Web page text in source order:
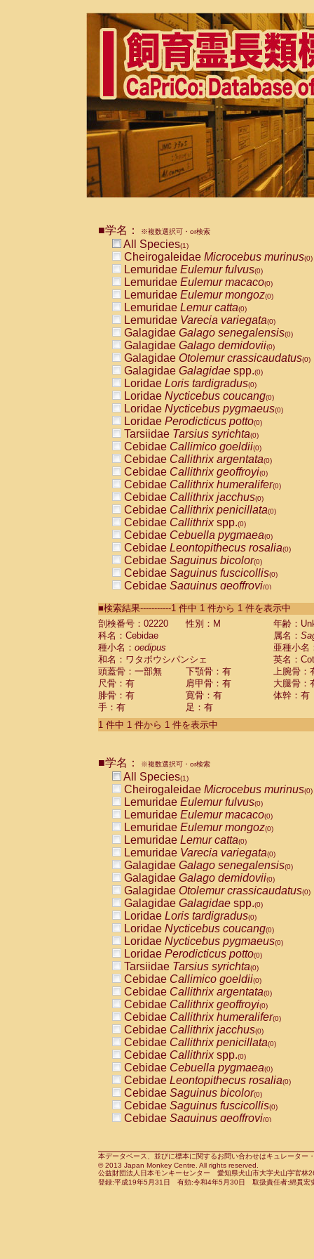
■学名： ※複数選択可・or検索
All Species(1)
Cheirogaleidae Microcebus murinus(0)
Lemuridae Eulemur fulvus(0)
Lemuridae Eulemur macaco(0)
Lemuridae Eulemur mongoz(0)
Lemuridae Lemur catta(0)
Lemuridae Varecia variegata(0)
Galagidae Galago senegalensis(0)
Galagidae Galago demidovii(0)
Galagidae Otolemur crassicaudatus(0)
Galagidae Galagidae spp.(0)
Loridae Loris tardigradus(0)
Loridae Nycticebus coucang(0)
Loridae Nycticebus pygmaeus(0)
Loridae Perodicticus potto(0)
Tarsiidae Tarsius syrichta(0)
Cebidae Callimico goeldii(0)
Cebidae Callithrix argentata(0)
Cebidae Callithrix geoffroyi(0)
Cebidae Callithrix humeralifer(0)
Cebidae Callithrix jacchus(0)
Cebidae Callithrix penicillata(0)
Cebidae Callithrixspp.(0)
Cebidae Cebuella pygmaea(0)
Cebidae Leontopithecus rosalia(0)
Cebidae Saguinus bicolor(0)
Cebidae Saguinus fuscicollis(0)
Cebidae Saguinus geoffroyi(0)
CebidaeSaguinus labiatus(0)
Cebidae Saguinus leucopus (0)
Cebidae
Cebidae
CebidaeSaguinus nigricollis (0)
Cebidae Saguinus oedipus
Cebidae Saguinus weddelli
Cebidae Saguinusspp.
Cebidae Aotus trivirgatus
Cebidae Cebus albifrons
CebidaeCebus nigrivittatus
CebidaeCebus
CebidaeSaimiri boliviensis(0)
CebidaeSaimiri sciureus(0)
AtelidaeAlouatta caraya(0)
AtelidaeAlouatta fusca(0)
AtelidaeAlouatta seniculus
AtelidaeAlouattaspp.(0)
AtelidaeAteles belzebuth(0)
AtelidaeAteles geoffroyi(0)
AtelidaeAteles paniscus(0)
AtelidaeAtelesspp.(0)
Atelidae Lagothrix lagothricha
AtelidaeLagothrix lagothricha cana
PitheciidaeCacajao calvus
PitheciidaeCallicebus cupreus
PitheciidaeCallicebus donacophilus
PitheciidaeCallicebus moloch
PitheciidaeCallicebus torquatus
PitheciidaeCallicebusspp.(0)
PitheciidaeChiropotes satanas(0)
PitheciidaePithecia monachus
PitheciidaePithecia pithecia(0)
CercopithecidaeCercocebus agilis
CercopithecidaeCercocebus
CercopithecidaeCercocebus
CercopithecidaeCercocebus
CercopithecidaeCercocebus
CercopithecidaeCercocebushybrid
CercopithecidaePapio anubis(0)
CercopithecidaePapio cynocephalus
CercopithecidaePapio hamadryas(0)
■検索結果-----------1 件中 1 件から 1 件を表示中
剖検番号：02220
性別：M
年齢：
科名：Cebidae
属名：
種小名： oedipus
亜種小名
和名：ワタボウシパンシェ
英名：
頭蓋骨：一部無
下顎骨：有
上腕骨：
尺骨：有
肩甲骨：有
大腿骨：
腓骨：有
寛骨：有
体幹：有
手：有
足：有
1 件中 1 件から 1 件を表示中
■学名： ※複数選択可・or検索
All Species(1)
Cheirogaleidae Microcebus murinus(0)
Lemuridae Eulemur fulvus(0)
Lemuridae Eulemur macaco(0)
Lemuridae Eulemur mongoz(0)
Lemuridae Lemur catta(0)
Lemuridae Varecia variegata(0)
Galagidae Galago senegalensis(0)
Galagidae Galago demidovii(0)
Galagidae Otolemur crassicaudatus(0)
Galagidae Galagidae spp.(0)
Loridae Loris tardigradus(0)
Loridae Nycticebus coucang(0)
Loridae Nycticebus pygmaeus(0)
Loridae Perodicticus potto(0)
Tarsiidae Tarsius syrichta(0)
Cebidae Callimico goeldii(0)
Cebidae Callithrix argentata(0)
Cebidae Callithrix geoffroyi(0)
Cebidae Callithrix humeralifer(0)
Cebidae Callithrix jacchus(0)
Cebidae Callithrix penicillata(0)
Cebidae Callithrixspp.(0)
Cebidae Cebuella pygmaea(0)
Cebidae Leontopithecus rosalia(0)
Cebidae Saguinus bicolor(0)
Cebidae Saguinus fuscicollis(0)
Cebidae Saguinus geoffroyi(0)
CebidaeSaguinus leucopus(0)
CebidaeSaguinus midas(0)
Cebidae Saguinus mystax(0)
本データベース、並びに標本に関するお問い合わせはキュレータ
© 2013 Japan Monkey Centre. All rights reserved.
公益財団法人日本モンキーセンター 愛知県犬山市大字犬山字官
登録:平成19年5月31日 有効:令和4年5月30日 取扱責任者:綿貫宏